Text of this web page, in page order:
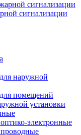
сигнализации
наружной
помещений
установки
электронные